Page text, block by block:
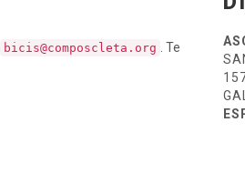
bicis@composcleta.org
. Te